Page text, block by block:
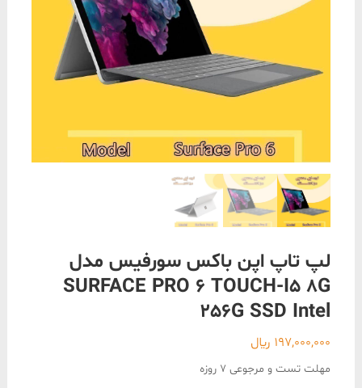
لپ تاپ اپن باکس سورفیس مدل
SURFACE PRO 6 TOUCH-I5 8G
256G SSD Intel
197,000,000 ﷼
مهلت تست و مرجوعی 7 روزه